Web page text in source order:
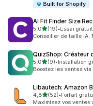
Built for Shopify
AI Fit Finder Size
5,0étoile(s) sur 5
(19)
19 avis au total
•Essai
Conseiller de taille IA.
QuizShop: Créateur
5,0étoile(s) sur 5
(9)
9 avis au total
•Installation
Boostez les ventes
Libautech: Amazon
4,8étoile(s) sur 5
(52)
52 avis au total
•Forfait
Maximisez vos ventes